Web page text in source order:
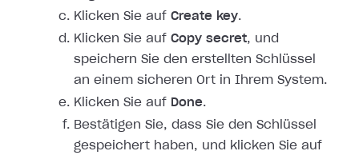
Klicken Sie auf Create key.
Klicken Sie auf Copy secret, und
speichern Sie den erstellten Schlüssel
an einem sicheren Ort in Ihrem System.
Klicken Sie auf Done.
Bestätigen Sie, dass Sie den Schlüssel
gespeichert haben, und klicken Sie auf